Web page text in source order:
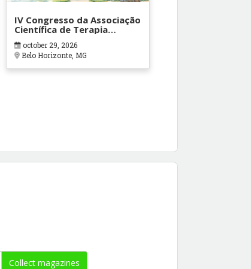
IV Congresso da Associação
Científica de Terapia
Ocupacional em Contextos
Hospitalares e Cuidados
Paliativos - ATOHOSP
october 29, 2026
Belo Horizonte, MG
Collect magazines